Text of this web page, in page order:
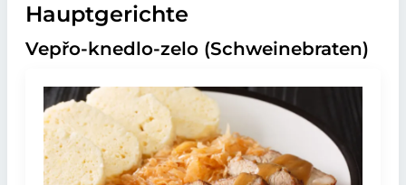
Hauptgerichte
Vepřo-knedlo-zelo (Schweinebraten)